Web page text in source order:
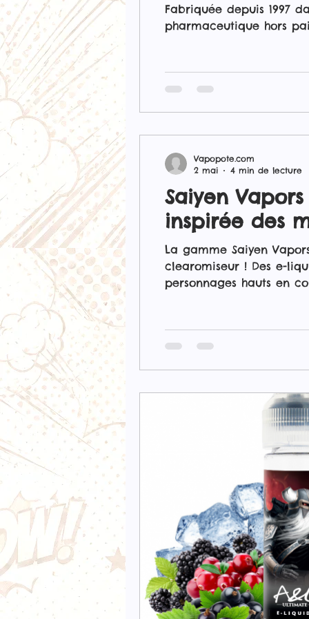
Fabriquée depuis 1997
pharmaceutique hors
Saiyen
inspirée des
La gamme Saiyen
clearomiseur ! Des e-
personnages hauts en
Vapopote.com
2 mai
4 min de lecture